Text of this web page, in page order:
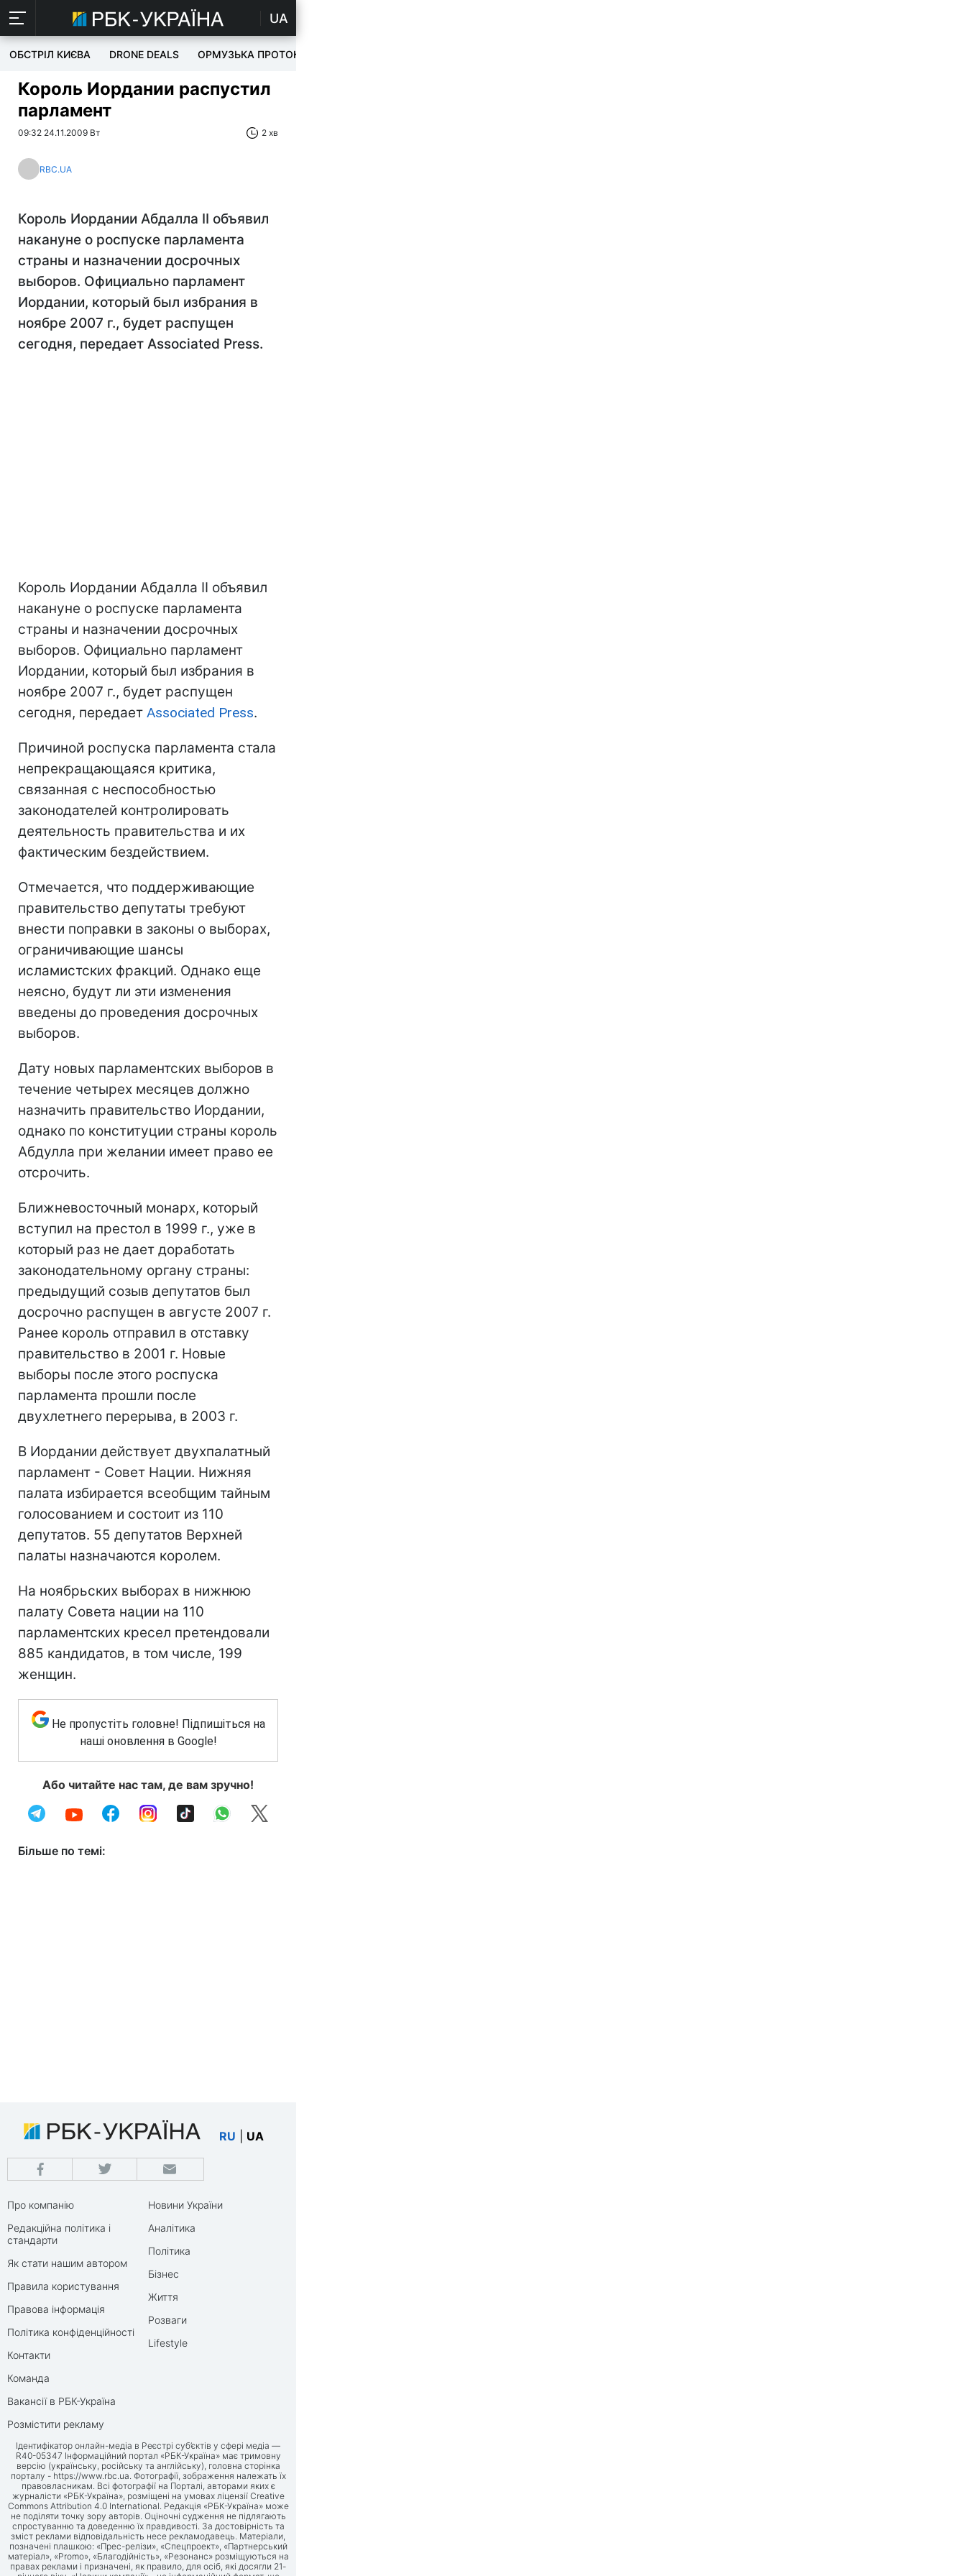
UA
ОБСТРІЛ КИЄВА DRONE DEALS ОРМУЗЬКА ПРОТОКА
Король Иордании распустил
парламент
09:32 24.11.2009 Вт 2 хв
RBC.UA
Король Иордании Абдалла II объявил
накануне о роспуске парламента
страны и назначении досрочных
выборов. Официально парламент
Иордании, который был избрания в
ноябре 2007 г., будет распущен
сегодня, передает Associated Press.
Король Иордании Абдалла II объявил
накануне о роспуске парламента
страны и назначении досрочных
выборов. Официально парламент
Иордании, который был избрания в
ноябре 2007 г., будет распущен
сегодня, передает Associated Press.
Причиной роспуска парламента стала
непрекращающаяся критика,
связанная с неспособностью
законодателей контролировать
деятельность правительства и их
фактическим бездействием.
Отмечается, что поддерживающие
правительство депутаты требуют
внести поправки в законы о выборах,
ограничивающие шансы
исламистских фракций. Однако еще
неясно, будут ли эти изменения
введены до проведения досрочных
выборов.
Дату новых парламентских выборов в
течение четырех месяцев должно
назначить правительство Иордании,
однако по конституции страны король
Абдулла при желании имеет право ее
отсрочить.
Ближневосточный монарх, который
вступил на престол в 1999 г., уже в
который раз не дает доработать
законодательному органу страны:
предыдущий созыв депутатов был
досрочно распущен в августе 2007 г.
Ранее король отправил в отставку
правительство в 2001 г. Новые
выборы после этого роспуска
парламента прошли после
двухлетнего перерыва, в 2003 г.
В Иордании действует двухпалатный
парламент - Совет Нации. Нижняя
палата избирается всеобщим тайным
голосованием и состоит из 110
депутатов. 55 депутатов Верхней
палаты назначаются королем.
На ноябрьских выборах в нижнюю
палату Совета нации на 110
парламентских кресел претендовали
885 кандидатов, в том числе, 199
женщин.
Не пропустіть головне! Підпишіться на
наші оновлення в Google!
Або читайте нас там, де вам зручно!
Більше по темі:
RU UA
Про компанію
Редакційна політика і
стандарти
Як стати нашим автором
Правила користування
Правова інформація
Політика конфіденційності
Контакти
Команда
Вакансії в РБК-Україна
Розмістити рекламу
Новини України
Аналітика
Політика
Бізнес
Життя
Розваги
Lifestyle
Ідентифікатор онлайн-медіа в Реєстрі суб’єктів у сфері медіа —
R40-05347 Інформаційний портал «РБК-Україна» має тримовну
версію (українську, російську та англійську), головна сторінка
порталу - https://www.rbc.ua. Фотографії, зображення належать їх
правовласникам. Всі фотографії на Порталі, авторами яких є
журналісти «РБК-Україна», розміщені на умовах ліцензії Creative
Commons Attribution 4.0 International. Редакція «РБК-Україна» може
не поділяти точку зору авторів. Оціночні судження не підлягають
спростуванню та доведенню їх правдивості. За достовірність та
зміст реклами відповідальність несе рекламодавець. Матеріали,
позначені плашкою: «Прес-релізи», «Спецпроект», «Партнерський
матеріал», «Promo», «Благодійність», «Резонанс» розміщуються на
правах реклами і призначені, як правило, для осіб, які досягли 21-